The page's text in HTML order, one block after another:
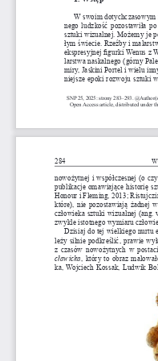
W swoim dotychczasowym
nego ludzkość pozostawiła
sztuki wizualnej. Możemy je
łym świecie. Rzeźby i
ekspresyjnej figurki Wenus z
larstwa naskalnego (górny
miry, Jaskini Portel i wielu
niejsze epoki rozwoju sztuki
SNP 25, 2025: strony 283–293.
Open Access article, distributed under
284
nowożytnej i współczesnej (o
publikacje omawiające historię
Honour i Fleming, 2013;
które), nie pozostawiają żadnej
człowieka sztuki wizualnej (ang.
zwykle istotnego wymiaru
Dzisiaj do tej wielkiego nurtu
leży silnie podkreślić, prawie
z  czasów nowożytnych w
cławicka , który to obraz
ka, Wojciech Kossak, Ludwik